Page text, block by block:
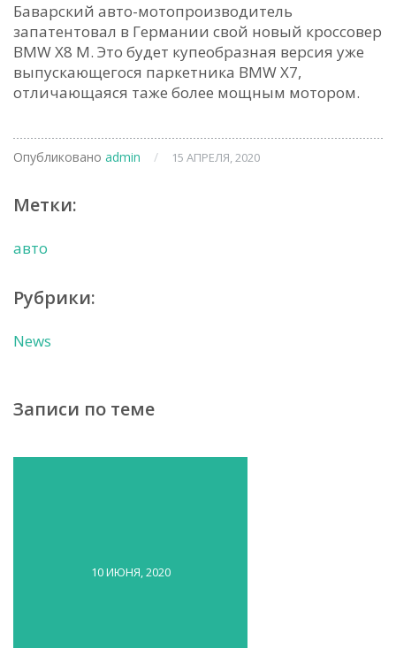
Баварский авто-мотопроизводитель
запатентовал в Германии свой новый кроссовер
BMW X8 M. Это будет купеобразная версия уже
выпускающегося паркетника BMW X7,
отличающаяся таже более мощным мотором.
Опубликовано admin / 15 АПРЕЛЯ, 2020
Метки:
авто
Рубрики:
News
Записи по теме
10 ИЮНЯ, 2020